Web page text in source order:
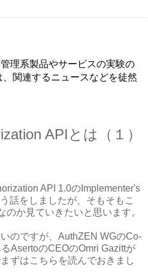
理系製品やサービスの実験の
関連するニュースなどを徒然
APIとは（１）
API 1.0のImplementer's
話をしましたが、そもそもこ
か見ていきたいと思います。
のですが、AuthZEN WGのCo-
AsertoのCEOのOmri Gazittが
ずはこちらを読んでおきまし